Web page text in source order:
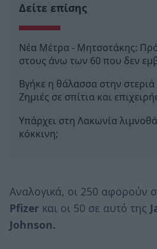
Δείτε επίσης
Νέα Μέτρα - Μητσοτάκης:
στους άνω των 60 που δεν
Βγήκε η θάλασσα στην
Ζημιές σε σπίτια και
Υπάρχει στη Λακωνία
κόκκινη;
Αναλογικά, οι 250 αφορούν
Pfizer και οι 50 σε αυτό της
Johnson.